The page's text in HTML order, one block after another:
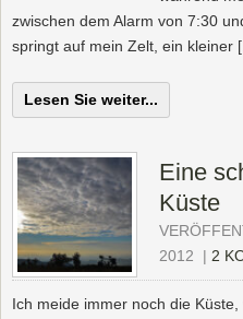
zwischen dem Alarm von 7:30
springt auf mein Zelt, ein kleiner
Lesen Sie weiter...
Eine
Küste
2012
| 2
Ich meide immer noch die